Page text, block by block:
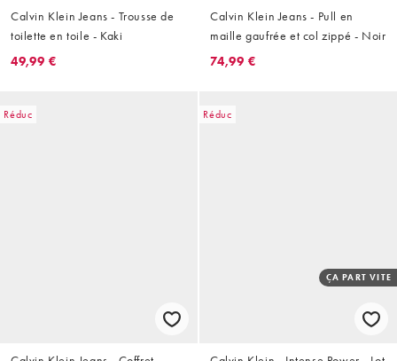
Calvin Klein Jeans - Trousse de
toilette en toile - Kaki
49,99 €
Calvin Klein Jeans - Pull en
maille gaufrée et col zippé - Noir
74,99 €
Réduc Réduc
ÇA PART VITE